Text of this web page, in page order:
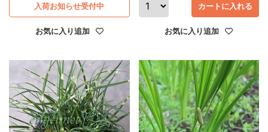
お気に入り追加
入荷お知らせ受付中 カートに入れる
お気に入り追加